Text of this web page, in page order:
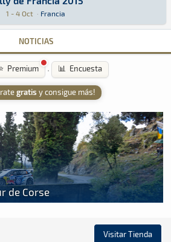
1 - 4 Oct · Francia
2015: Aquí podrás encontrar toda la
NOTICIAS
Premium · 📊 Encuesta
gratis y consigue más!
de Corse
Visitar Tienda